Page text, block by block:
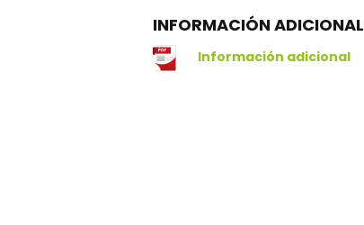
INFORMACIÓN ADICIONAL
Información adicional